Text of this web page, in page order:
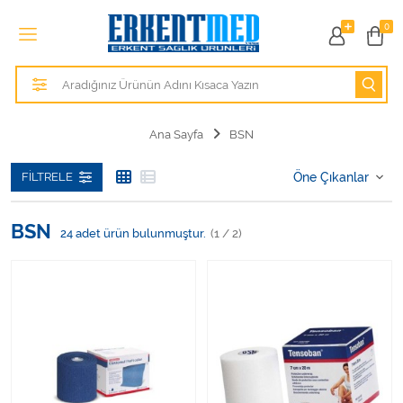
0
Tüm Kategoriler
Alezler
Hasta Bakım Ürünleri
Kişisel Bakım ve Sağlık
Ana Sayfa BSN
FILTRELE
BSN 24 adet ürün bulunmuştur. (1 / 2)